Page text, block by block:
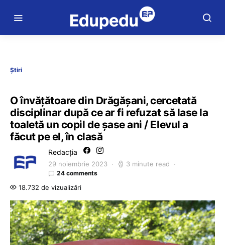
Știri
O învăţătoare din Drăgăşani, cercetată
disciplinar după ce ar fi refuzat să lase la
toaletă un copil de şase ani / Elevul a
făcut pe el, în clasă
Redacția
29 noiembrie 2023 3 minute read
24 comments
18.732 de vizualizări